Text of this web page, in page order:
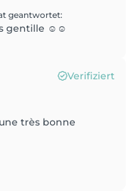
geantwortet:
gentille ☺️☺️
Verifiziert
très bonne